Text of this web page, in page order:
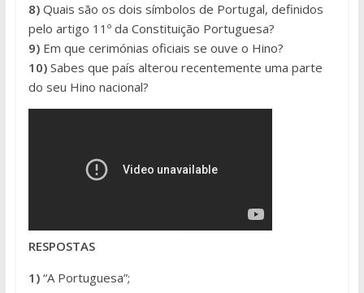
8)Quais são os dois símbolos de Portugal, definidos
pelo artigo 11º da Constituição Portuguesa?
9)Em que cerimónias oficiais se ouve o Hino?
10)Sabes que país alterou recentemente uma parte
do seu Hino nacional?
RESPOSTAS
1)“A Portuguesa”;